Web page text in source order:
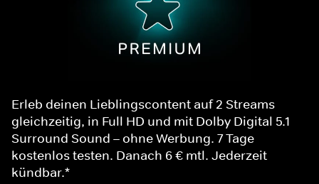
Erleb deinen Lieblingscontent auf 2 Streams
gleichzeitig, in Full HD und mit Dolby Digital 5.1
Surround Sound – ohne Werbung. 7 Tage
kostenlos testen. Danach 6 € mtl. Jederzeit
kündbar.*